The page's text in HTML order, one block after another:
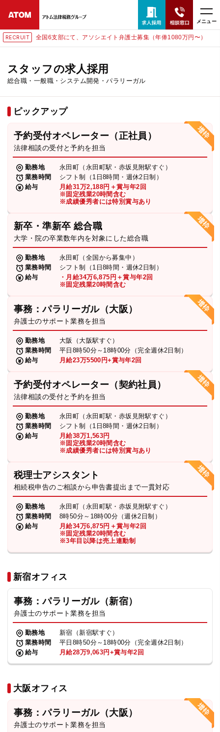
メニュー
て、アソシエイト弁護士募集（年俸1080万円〜） RECRUIT 東京にて
スタッフの求人採用
総合職・一般職・システム開発・パラリーガル
ピックアップ
予約受付オペレーター（正社員）
法律相談の受付と予約を担当
勤務地
永田町（永田町駅・赤坂見附駅すぐ）
業務時間
シフト制（1日8時間・週休2日制）
給与
月給31万2,188円＋賞与年2回
※固定残業20時間含む
※成績優秀者には特別賞与あり
新卒・準新卒 総合職
大学・院の卒業数年内を対象にした総合職
勤務地
永田町（全国から募集中）
業務時間
シフト制（1日8時間・週休2日制）
給与
・月給34万6,875円＋賞与年2回
※固定残業20時間含む
事務：パラリーガル（大阪）
弁護士のサポート業務を担当
勤務地
大阪（大阪駅すぐ）
業務時間
平日8時50分～18時00分（完全週休2日制）
給与
月給23万5500円+賞与年2回
予約受付オペレーター（契約社員）
法律相談の受付と予約を担当
勤務地
永田町（永田町駅・赤坂見附駅すぐ）
業務時間
シフト制（1日8時間・週休2日制）
給与
月給38万1,563円
※固定残業20時間含む
※成績優秀者には特別賞与あり
税理士アシスタント
相続税申告のご相談から申告書提出まで一貫対応
勤務地
永田町（永田町駅・赤坂見附駅すぐ）
業務時間
8時50分～18時00分（週休2日制）
給与
月給34万6,875円＋賞与年2回
※固定残業20時間含む
※3年目以降は売上連動制
新宿オフィス
事務：パラリーガル（新宿）
弁護士のサポート業務を担当
勤務地
新宿（新宿駅すぐ）
業務時間
平日8時50分～18時00分（完全週休2日制）
給与
月給28万9,063円+賞与年2回
大阪オフィス
事務：パラリーガル（大阪）
弁護士のサポート業務を担当
24時間365日全国対応
無料相談窓口はこちら
ホーム
取扱分野
解決実績
弁護士・税理士
費用
求人採用
お知らせ
特設サイト
相談先情報サイト
プライバシーポリシー
TikTok受賞 定義集 動画集